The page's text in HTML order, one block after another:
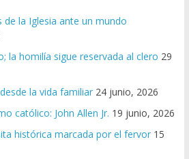
de la Iglesia ante un mundo
la homilía sigue reservada al clero 29
la vida familiar 24 junio, 2026
católico: John Allen Jr. 19 junio, 2026
histórica marcada por el fervor 15